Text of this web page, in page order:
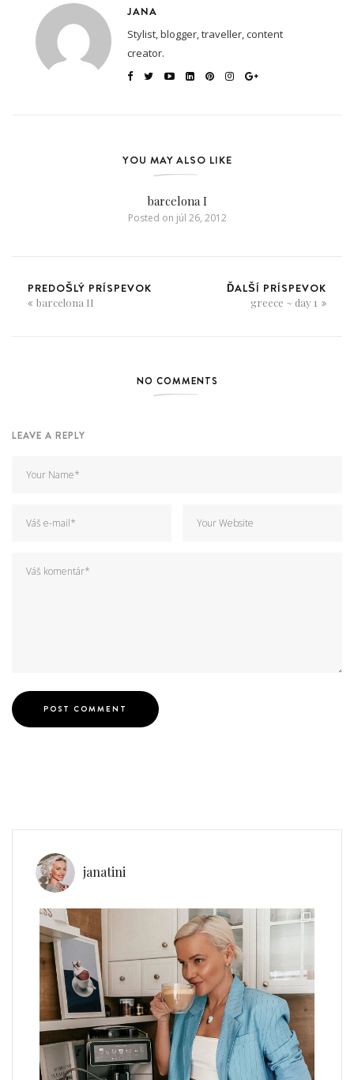
JANA
Stylist, blogger, traveller, content
creator.
YOU MAY ALSO LIKE
barcelona I
Posted on júl 26, 2012
PREDOŠLÝ PRÍSPEVOK
barcelona II
ĎALŠÍ PRÍSPEVOK
greece ~ day 1
NO COMMENTS
LEAVE A REPLY
janatini